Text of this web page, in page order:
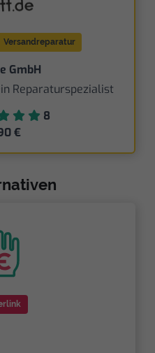
Versandreparatur
GmbH
Reparaturspezialist
8
€